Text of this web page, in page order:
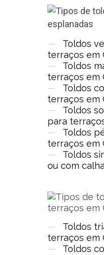
—
Toldos
terraços em
—
Toldos
terraços em
—
Toldos
terraços em
—
Toldos
para
—
Toldos
terraços em
—
Toldos
ou com
—
Toldos
terraços em
—
Toldos